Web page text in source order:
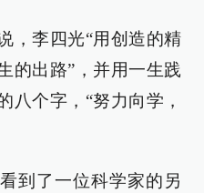
，李四光“用创造的精
的出路”，并用一生践
八个字，“努力向学，
到了一位科学家的另